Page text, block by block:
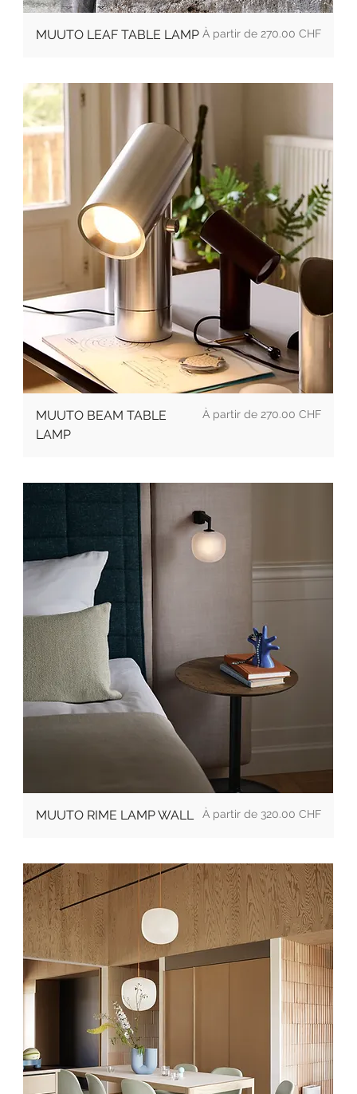
MUUTO LEAF TABLE LAMP Prix 270.00 CHF
MUUTO BEAM TABLE
LAMP
À partir de 270.00 CHF
Prix promotionnel
MUUTO RIME LAMP WALL Prix 320.00 CHF